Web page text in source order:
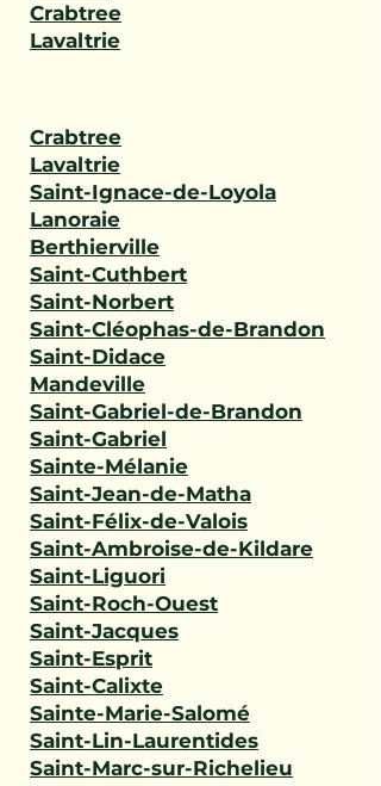
Crabtree
Lavaltrie
Crabtree
Lavaltrie
Saint-Ignace-de-Loyola
Lanoraie
Berthierville
Saint-Cuthbert
Saint-Norbert
Saint-Cléophas-de-Brandon
Saint-Didace
Mandeville
Saint-Gabriel-de-Brandon
Saint-Gabriel
Sainte-Mélanie
Saint-Jean-de-Matha
Saint-Félix-de-Valois
Saint-Ambroise-de-Kildare
Saint-Liguori
Saint-Roch-Ouest
Saint-Jacques
Saint-Esprit
Saint-Calixte
Sainte-Marie-Salomé
Saint-Lin-Laurentides
Saint-Marc-sur-Richelieu